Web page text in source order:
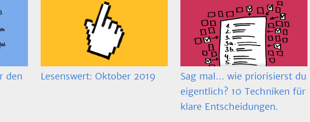
den
Lesenswert: Oktober 2019
Sag mal… wie priorisierst du
eigentlich? 10 Techniken für
klare Entscheidungen.